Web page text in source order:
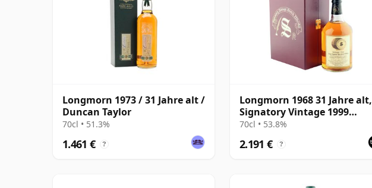
Longmorn 1973 / 31 Jahre alt /
Duncan Taylor
70cl • 51.3%
1.461 € ?
Longmorn 1968 31 Jahre alt,
Signatory Vintage 1999
Bottling with Case
70cl • 53.8%
2.191 € ?